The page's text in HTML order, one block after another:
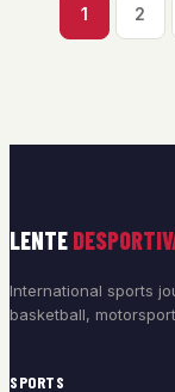
1 2
LENTE
International sports
basketball,
SPORTS